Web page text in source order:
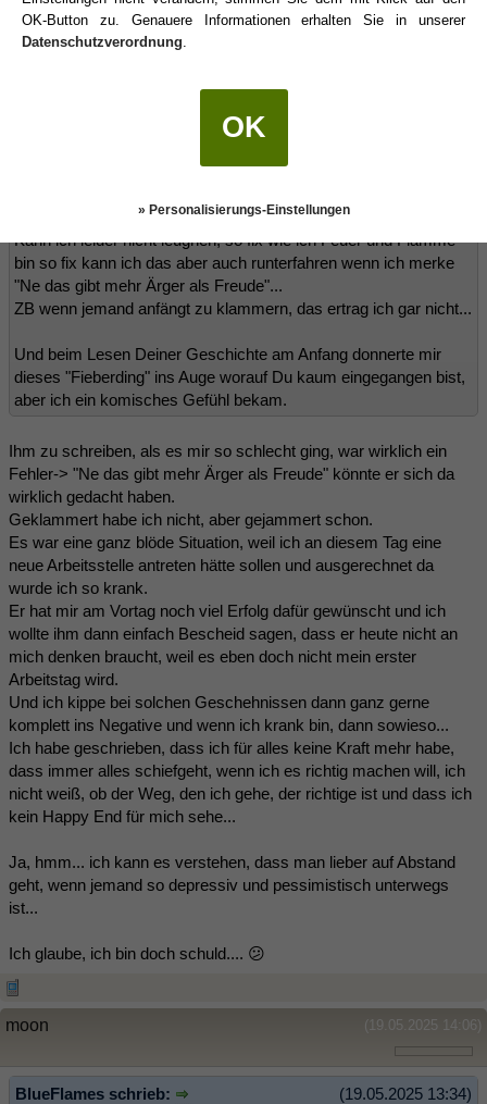
zu treffen...
Da hätte ich als
Krebs
finanzieren" und damit wäre ich offen gesagt erst gar nicht auf
Ich fand es nicht so toll, aber irgendwie hat es sich angefühlt wie
(19.05.2025 08:44)
Kann ich leider nicht leugnen, so fix wie ich Feuer und Flamme
bin so fix kann ich das aber auch runterfahren wenn ich merke
"Ne das gibt mehr Ärger als Freude"...
ZB wenn jemand anfängt zu klammern, das ertrag ich gar nicht...
Und beim Lesen Deiner Geschichte am Anfang donnerte mir
dieses "Fieberding" ins Auge worauf Du kaum eingegangen bist,
aber ich ein komisches Gefühl bekam.
Ihm zu schreiben, als es mir so schlecht ging, war wirklich ein
Fehler-> "Ne das gibt mehr Ärger als Freude" könnte er sich da
wirklich gedacht haben.
Geklammert habe ich nicht, aber gejammert schon.
Es war eine ganz blöde Situation, weil ich an diesem Tag eine
neue Arbeitsstelle antreten hätte sollen und ausgerechnet da
wurde ich so krank.
Er hat mir am Vortag noch viel Erfolg dafür gewünscht und ich
wollte ihm dann einfach Bescheid sagen, dass er heute nicht an
mich denken braucht, weil es eben doch nicht mein erster
Arbeitstag wird.
Und ich kippe bei solchen Geschehnissen dann ganz gerne
komplett ins Negative und wenn ich krank bin, dann sowieso...
Ich habe geschrieben, dass ich für alles keine Kraft mehr habe,
dass immer alles schiefgeht, wenn ich es richtig machen will, ich
nicht weiß, ob der Weg, den ich gehe, der richtige ist und dass ich
kein Happy End für mich sehe...
Ja, hmm... ich kann es verstehen, dass man lieber auf Abstand
geht, wenn jemand so depressiv und pessimistisch unterwegs
ist...
Ich glaube, ich bin doch schuld.... 😕
(19.05.2025 14:06)
moon
(19.05.2025 13:34)
BlueFlames schrieb:
OK-Button zu. Genauere Informationen erhalten Sie in unserer
Datenschutzverordnung
OK
» Personalisierungs-Einstellungen